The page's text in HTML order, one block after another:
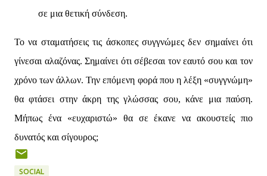
σε μια θετική σύνδεση.
Το να σταματήσεις τις άσκοπες συγγνώμες δεν σημαίνει ότι
γίνεσαι αλαζόνας. Σημαίνει ότι σέβεσαι τον εαυτό σου και τον
χρόνο των άλλων. Την επόμενη φορά που η λέξη «συγγνώμη»
θα φτάσει στην άκρη της γλώσσας σου, κάνε μια παύση.
Μήπως ένα «ευχαριστώ» θα σε έκανε να ακουστείς πιο
δυνατός και σίγουρος;
SOCIAL